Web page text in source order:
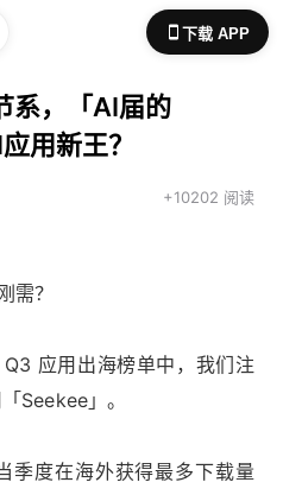
下载 APP
系，「AI届的
用新王？
+10202 阅读
需？
应用出海榜单中，我们注
Seekee」。
季度在海外获得最多下载量